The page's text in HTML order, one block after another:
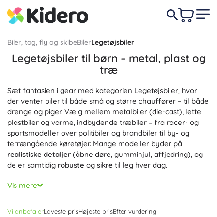
Biler, tog, fly og skibeBilerLegetøjsbiler
Legetøjsbiler til børn – metal, plast og
træ
Sæt fantasien i gear med kategorien Legetøjsbiler, hvor
der venter biler til både små og større chauffører – til både
drenge og piger. Vælg mellem metalbiler (die-cast), lette
plastbiler og varme, indbydende træbiler – fra racer- og
sportsmodeller over politibiler og brandbiler til by- og
terrængående køretøjer. Mange modeller byder på
realistiske detaljer (åbne døre, gummihjul, affjedring), og
de er samtidig robuste og sikre til leg hver dag.
Legetøjsbiler til børn understøtter udviklingen af finmotorik,
hånd-øje-koordination og fantasi og er perfekte til
friktionsmotor, med pull-back-optræk, med friktionsdrev
Vis mere
Vi anbefalerLaveste prisHøjeste prisEfter vurdering